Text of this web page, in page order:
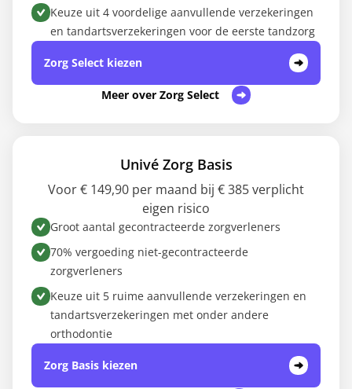
Keuze uit 4 voordelige aanvullende verzekeringen
en tandartsverzekeringen voor de eerste tandzorg
Zorg Select kiezen
Meer over Zorg Select
Univé Zorg Basis
Voor € 149,90 per maand bij € 385 verplicht
eigen risico
Groot aantal gecontracteerde zorgverleners
70% vergoeding niet-gecontracteerde
zorgverleners
Keuze uit 5 ruime aanvullende verzekeringen en
tandartsverzekeringen met onder andere
orthodontie
Zorg Basis kiezen